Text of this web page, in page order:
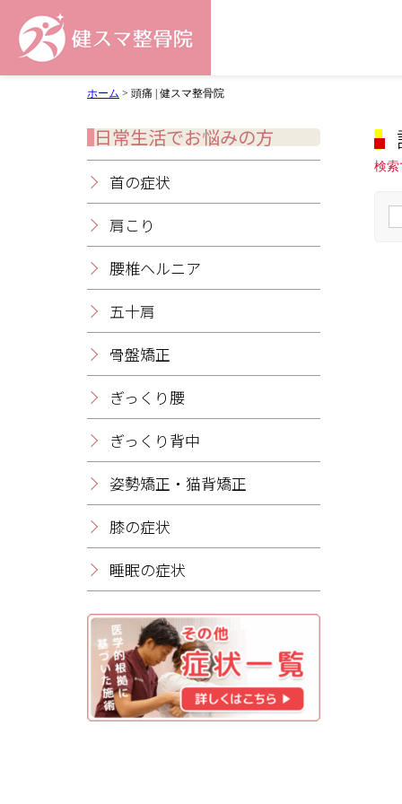
ホーム > 頭痛 | 健スマ整骨院
検索
日常生活でお悩みの方
首の症状
肩こり
腰椎ヘルニア
五十肩
骨盤矯正
ぎっくり腰
ぎっくり背中
姿勢矯正・猫背矯正
膝の症状
睡眠の症状